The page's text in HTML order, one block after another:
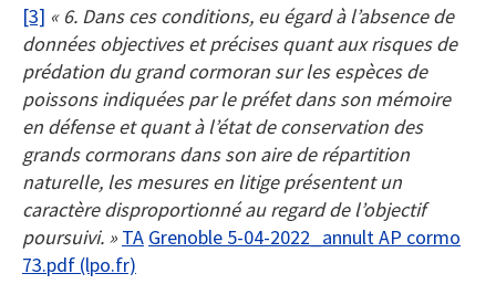
[3] « 6. Dans ces conditions, eu égard à l’absence de
données objectives et précises quant aux risques de
prédation du grand cormoran sur les espèces de
poissons indiquées par le préfet dans son mémoire
en défense et quant à l’état de conservation des
grands cormorans dans son aire de répartition
naturelle, les mesures en litige présentent un
caractère disproportionné au regard de l’objectif
poursuivi. » TA Grenoble 5-04-2022_annult AP cormo
73.pdf (lpo.fr)